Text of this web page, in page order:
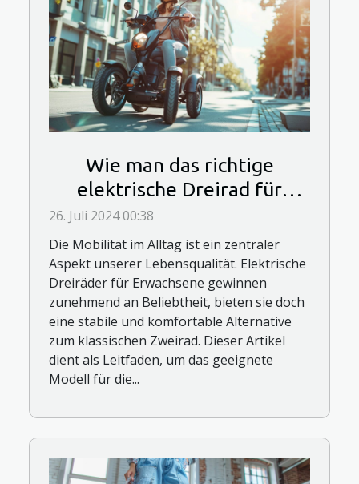
Wie man das richtige
elektrische Dreirad für
Erwachsene auswählt
26. Juli 2024 00:38
Die Mobilität im Alltag ist ein zentraler
Aspekt unserer Lebensqualität. Elektrische
Dreiräder für Erwachsene gewinnen
zunehmend an Beliebtheit, bieten sie doch
eine stabile und komfortable Alternative
zum klassischen Zweirad. Dieser Artikel
dient als Leitfaden, um das geeignete
Modell für die...